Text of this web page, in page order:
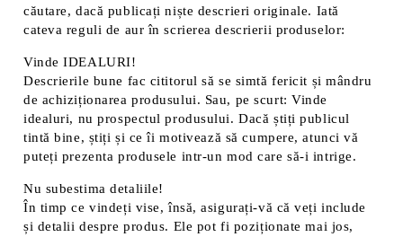
căutare, dacă publicați niște descrieri originale. Iată
cateva reguli de aur în scrierea descrierii produselor:
Vinde IDEALURI!
Descrierile bune fac cititorul să se simtă fericit și mândru
de achiziționarea produsului. Sau, pe scurt: Vinde
idealuri, nu prospectul produsului. Dacă știți publicul
tintă bine, știți și ce îi motivează să cumpere, atunci vă
puteți prezenta produsele intr-un mod care să-i intrige.
Nu subestima detaliile!
În timp ce vindeți vise, însă, asigurați-vă că veți include
și detalii despre produs. Ele pot fi poziționate mai jos,